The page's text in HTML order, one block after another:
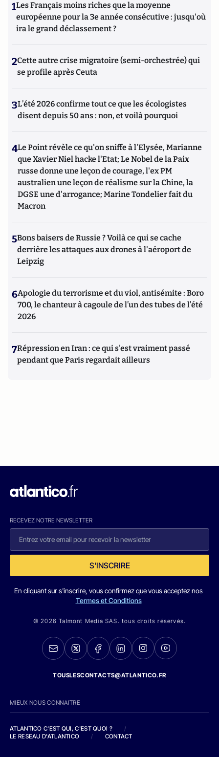
1Les Français moins riches que la moyenne
européenne pour la 3e année consécutive : jusqu'où
ira le grand déclassement ?
2Cette autre crise migratoire (semi-orchestrée) qui
se profile après Ceuta
3L’été 2026 confirme tout ce que les écologistes
disent depuis 50 ans : non, et voilà pourquoi
4Le Point révèle ce qu'on sniffe à l'Elysée, Marianne
que Xavier Niel hacke l'Etat; Le Nobel de la Paix
russe donne une leçon de courage, l'ex PM
australien une leçon de réalisme sur la Chine, la
DGSE une d'arrogance; Marine Tondelier fait du
Macron
5Bons baisers de Russie ? Voilà ce qui se cache
derrière les attaques aux drones à l'aéroport de
Leipzig
6Apologie du terrorisme et du viol, antisémite : Boro
700, le chanteur à cagoule de l’un des tubes de l’été
2026
7Répression en Iran : ce qui s'est vraiment passé
pendant que Paris regardait ailleurs
RECEVEZ NOTRE NEWSLETTER
S'INSCRIRE
En cliquant sur s'inscrire, vous confirmez que vous acceptez nos
Termes et Conditions
© 2026 Talmont Media SAS. tous droits réservés.
TOUSLESCONTACTS@ATLANTICO.FR
MIEUX NOUS CONNAITRE
ATLANTICO C'EST QUI, C'EST QUOI ?
/
LE RESEAU D'ATLANTICO
/ CONTACT